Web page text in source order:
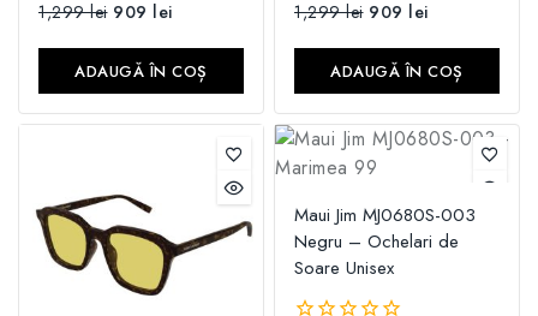
0
5
1,299lei 909 lei
ADAUGĂ ÎN COȘ
0
5
1,299lei 909 lei
ADAUGĂ ÎN COȘ
Maui Jim MJ0680S-003
Negru – Ochelari de
Soare Unisex